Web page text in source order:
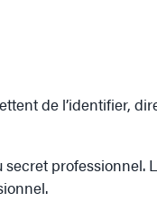
de l’identifier,
professionnel.